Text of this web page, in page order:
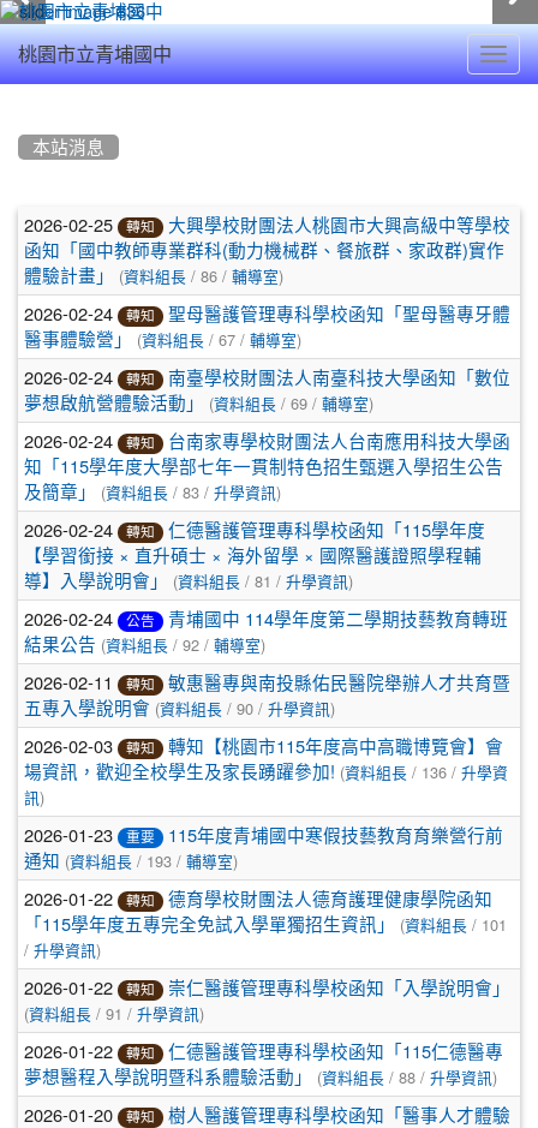
桃園市立青埔國中
本站消息
文
章
列
表
2026-02-25 轉知
大興學校財團法人桃園市大興高級中等學校
函知「國中教師專業群科(動力機械群、餐旅群、家政群)實作
體驗計畫」
(資料組長 / 86 / 輔導室)
2026-02-24 轉知
聖母醫護管理專科學校函知「聖母醫專牙體
醫事體驗營」
(資料組長 / 67 / 輔導室)
2026-02-24 轉知
南臺學校財團法人南臺科技大學函知「數位
夢想啟航營體驗活動」
(資料組長 / 69 / 輔導室)
2026-02-24 轉知
台南家專學校財團法人台南應用科技大學函
知「115學年度大學部七年一貫制特色招生甄選入學招生公告
及簡章」
(資料組長 / 83 / 升學資訊)
2026-02-24 轉知
仁德醫護管理專科學校函知「115學年度
【學習銜接 × 直升碩士 × 海外留學 × 國際醫護證照學程輔
導】入學說明會」
(資料組長 / 81 / 升學資訊)
2026-02-24 公告
青埔國中 114學年度第二學期技藝教育轉班
結果公告 (資料組長 / 92 / 輔導室)
2026-02-11 轉知
敏惠醫專與南投縣佑民醫院舉辦人才共育暨
五專入學說明會 (資料組長 / 90 / 升學資訊)
2026-02-03 轉知
轉知【桃園市115年度高中高職博覽會】會
場資訊，歡迎全校學生及家長踴躍參加! (資料組長 / 136 / 升學資
訊)
2026-01-23 重要
115年度青埔國中寒假技藝教育育樂營行前
通知 (資料組長 / 193 / 輔導室)
2026-01-22 轉知
德育學校財團法人德育護理健康學院函知
「115學年度五專完全免試入學單獨招生資訊」
(資料組長 / 101
/ 升學資訊)
2026-01-22 轉知 崇仁醫護管理專科學校函知「入學說明會」
(資料組長 / 91 / 升學資訊)
2026-01-22 轉知
仁德醫護管理專科學校函知「115仁德醫專
夢想醫程入學說明暨科系體驗活動」
(資料組長 / 88 / 升學資訊)
2026-01-20 轉知
樹人醫護管理專科學校函知「醫事人才體驗